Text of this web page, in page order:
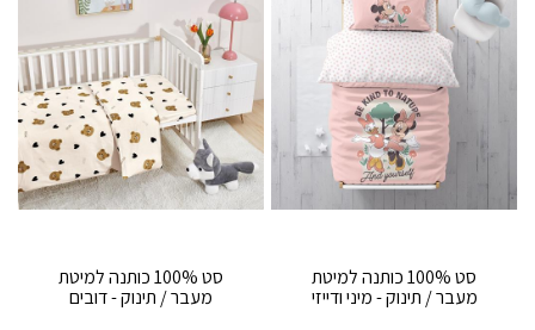
סט 100% כותנה למיטת
מעבר / תינוק - מיני ודייזי
סט 100% כותנה למיטת
מעבר / תינוק - דובים